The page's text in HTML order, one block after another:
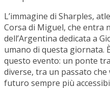
L’immagine di Sharples,
Corsa di Miguel, che entra
dell’Argentina dedicata a
umano di questa giornata.
questo evento: un ponte
diverse, tra un passato
futuro sempre più